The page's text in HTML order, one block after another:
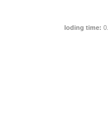
loding time: